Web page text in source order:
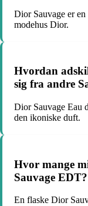
Dior Sauvage er
modehus Dior.
Hvordan
sig fra andre
Dior Sauvage Eau
den ikoniske duft.
Hvor mange
Sauvage EDT?
En flaske Dior